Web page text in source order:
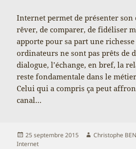
Internet permet de présenter
rêver, de comparer, de fidéliser
apporte pour sa part une
ordinateurs ne sont pas prêts de
dialogue, l’échange, en bref, la
reste fondamentale dans le
Celui qui a compris ça peut
canal…
Publié
le
25 septembre 2015 Auteur
Christophe
Internet